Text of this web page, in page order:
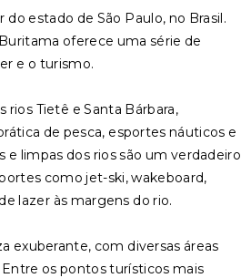
estado de São Paulo, no Brasil.
oferece uma série de
e o turismo.
rios Tietê e Santa Bárbara,
de pesca, esportes náuticos e
e limpas dos rios são um verdadeiro
como jet-ski, wakeboard,
lazer às margens do rio.
exuberante, com diversas áreas
os pontos turísticos mais